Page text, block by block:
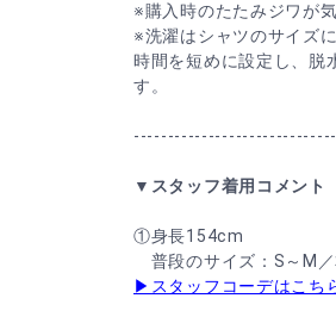
※購入時のたたみジワが
※洗濯はシャツのサイズ
時間を短めに設定し、脱
す。
▼スタッフ着用コメント
①身長154cm
普段のサイズ：S～M
▶スタッフコーデはこち